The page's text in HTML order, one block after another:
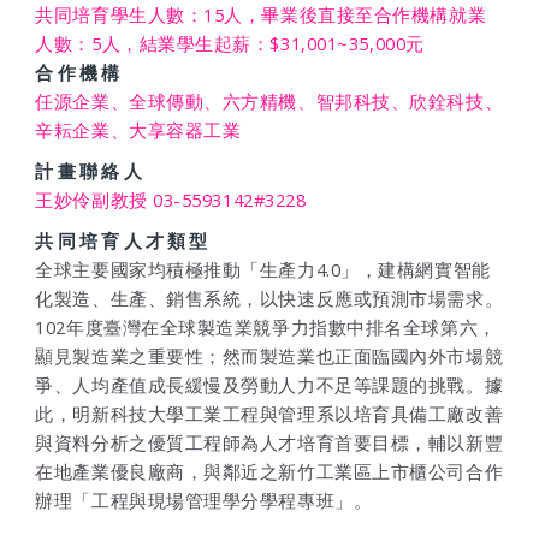
共同培育學生人數：15人，畢業後直接至合作機構就業
人數：5人，結業學生起薪：$31,001~35,000元
合作機構
任源企業、全球傳動、六方精機、智邦科技、欣銓科技、
辛耘企業、大享容器工業
計畫聯絡人
王妙伶副教授 03-5593142#3228
共同培育人才類型
全球主要國家均積極推動「生產力4.0」，建構網實智能
化製造、生產、銷售系統，以快速反應或預測市場需求。
102年度臺灣在全球製造業競爭力指數中排名全球第六，
顯見製造業之重要性；然而製造業也正面臨國內外市場競
爭、人均產值成長緩慢及勞動人力不足等課題的挑戰。據
此，明新科技大學工業工程與管理系以培育具備工廠改善
與資料分析之優質工程師為人才培育首要目標，輔以新豐
在地產業優良廠商，與鄰近之新竹工業區上市櫃公司合作
辦理「工程與現場管理學分學程專班」。